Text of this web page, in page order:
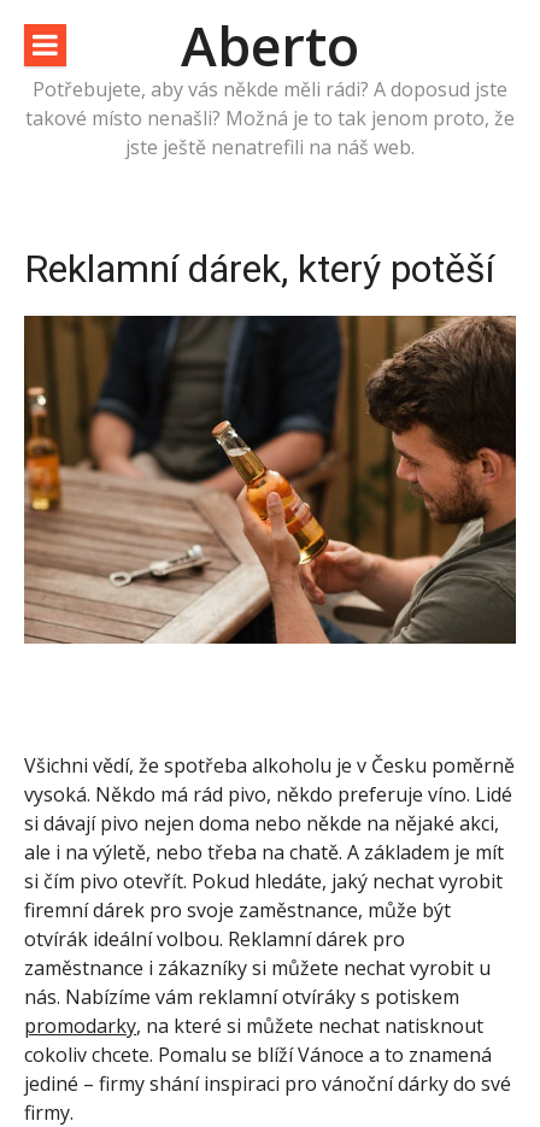
obsah
Aberto
Potřebujete, aby vás někde měli rádi? A doposud jste
takové místo nenašli? Možná je to tak jenom proto, že
jste ještě nenatrefili na náš web.
Reklamní dárek, který potěší
Všichni vědí, že spotřeba alkoholu je v Česku poměrně
vysoká. Někdo má rád pivo, někdo preferuje víno. Lidé
si dávají pivo nejen doma nebo někde na nějaké akci,
ale i na výletě, nebo třeba na chatě. A základem je mít
si čím pivo otevřít. Pokud hledáte, jaký nechat vyrobit
firemní dárek pro svoje zaměstnance, může být
otvírák ideální volbou. Reklamní dárek pro
zaměstnance i zákazníky si můžete nechat vyrobit u
nás. Nabízíme vám reklamní otvíráky s potiskem
promodarky, na které si můžete nechat natisknout
cokoliv chcete. Pomalu se blíží Vánoce a to znamená
jediné – firmy shání inspiraci pro vánoční dárky do své
firmy.